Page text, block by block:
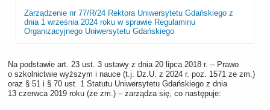
Zarządzenie nr 77/R/24 Rektora Uniwersytetu Gdańskiego z
dnia 1 września 2024 roku w sprawie Regulaminu
Organizacyjnego Uniwersytetu Gdańskiego
Na podstawie art. 23 ust. 3 ustawy z dnia 20 lipca 2018 r. – Prawo
o szkolnictwie wyższym i nauce (t.j. Dz.U. z 2024 r. poz. 1571 ze zm.)
oraz § 51 i § 70 ust. 1 Statutu Uniwersytetu Gdańskiego z dnia
13 czerwca 2019 roku (ze zm.) – zarządza się, co następuje: